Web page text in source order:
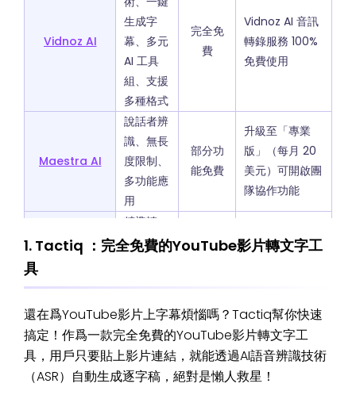
Vidnoz AI
生成字
幕、多元
AI 工具
組、支援
多種格式
完全免
費
Vidnoz AI 音訊
轉錄服務 100%
免費使用
Maestra AI
說話者辨
識、無長
度限制、
多功能應
用
部分功
能免費
升級至「專業
版」（每月 20
美元）可開啟團
隊協作功能
精準轉
錄、視覺
部分功
總結一部最長
Turboscribe
GPU極速
轉錄、批
量高效處
理、多元
部分功
能免費
免費用戶每天可
轉錄3個30分鐘
以内的文件
1. Tactiq ：完全免費的YouTube影片轉文字工
具
還在爲YouTube影片上字幕煩惱嗎？Tactiq幫你快速
搞定！作爲一款完全免費的YouTube影片轉文字工
具，用戶只要貼上影片連結，就能透過AI語音辨識技術
（ASR）自動生成逐字稿，絕對是懶人救星！